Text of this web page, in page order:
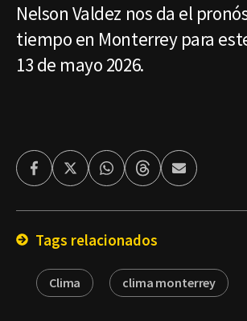
Nelson Valdez nos da el
tiempo en Monterrey para
13 de mayo 2026.
FacebookTwitterWhatsappThreadsEnviar
por
Tags relacionados
Clima clima monterrey